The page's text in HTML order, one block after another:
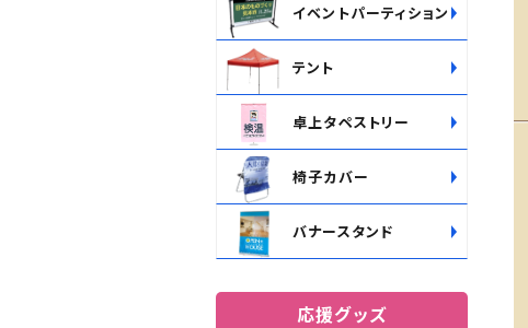
イベントパーティション
テント
卓上タペストリー
椅子カバー
バナースタンド
応援グッズ